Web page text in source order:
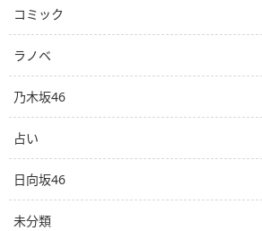
コミック
ラノベ
乃木坂46
占い
日向坂46
未分類